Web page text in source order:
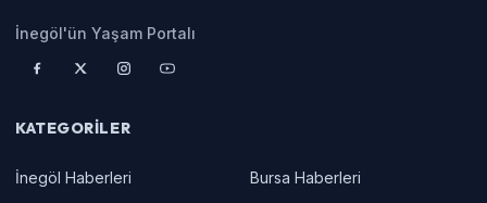
İnegöl'ün Yaşam Portalı
KATEGORILER
İnegöl Haberleri
Bursa Haberleri